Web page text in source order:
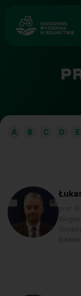
A B C D E
prof.